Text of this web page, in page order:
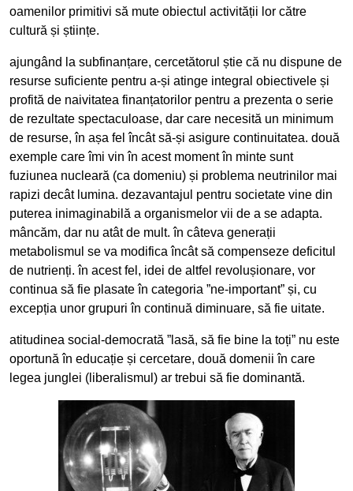
oamenilor primitivi să mute obiectul activității lor către
cultură și științe.
ajungând la subfinanțare, cercetătorul știe că nu dispune de
resurse suficiente pentru a-și atinge integral obiectivele și
profită de naivitatea finanțatorilor pentru a prezenta o serie
de rezultate spectaculoase, dar care necesită un minimum
de resurse, în așa fel încât să-și asigure continuitatea. două
exemple care îmi vin în acest moment în minte sunt
fuziunea nucleară (ca domeniu) și problema neutrinilor mai
rapizi decât lumina. dezavantajul pentru societate vine din
puterea inimaginabilă a organismelor vii de a se adapta.
mâncăm, dar nu atât de mult. în câteva generații
metabolismul se va modifica încât să compenseze deficitul
de nutrienți. în acest fel, idei de altfel revolușionare, vor
continua să fie plasate în categoria ”ne-important” și, cu
excepția unor grupuri în continuă diminuare, să fie uitate.
atitudinea social-democrată ”lasă, să fie bine la toți” nu este
oportună în educație și cercetare, două domenii în care
legea junglei (liberalismul) ar trebui să fie dominantă.